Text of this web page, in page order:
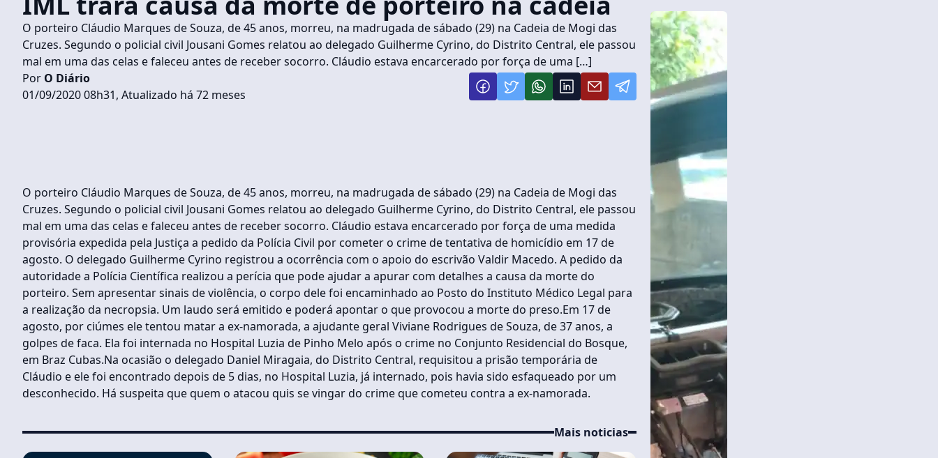
O porteiro Cláudio Marques de Souza, de 45 anos, morreu, na madrugada de sábado (29) na Cadeia de Mogi das
Cruzes. Segundo o policial civil Jousani Gomes relatou ao delegado Guilherme Cyrino, do Distrito Central, ele passou
mal em uma das celas e faleceu antes de receber socorro. Cláudio estava encarcerado por força de uma […]
Por O Diário
01/09/2020 08h31, Atualizado há 72 meses
O porteiro Cláudio Marques de Souza, de 45 anos, morreu, na madrugada de sábado (29) na Cadeia de Mogi das
Cruzes. Segundo o policial civil Jousani Gomes relatou ao delegado Guilherme Cyrino, do Distrito Central, ele passou
mal em uma das celas e faleceu antes de receber socorro. Cláudio estava encarcerado por força de uma medida
provisória expedida pela Justiça a pedido da Polícia Civil por cometer o crime de tentativa de homicídio em 17 de
agosto. O delegado Guilherme Cyrino registrou a ocorrência com o apoio do escrivão Valdir Macedo. A pedido da
autoridade a Polícia Científica realizou a perícia que pode ajudar a apurar com detalhes a causa da morte do
porteiro. Sem apresentar sinais de violência, o corpo dele foi encaminhado ao Posto do Instituto Médico Legal para
a realização da necropsia. Um laudo será emitido e poderá apontar o que provocou a morte do preso.Em 17 de
agosto, por ciúmes ele tentou matar a ex-namorada, a ajudante geral Viviane Rodrigues de Souza, de 37 anos, a
golpes de faca. Ela foi internada no Hospital Luzia de Pinho Melo após o crime no Conjunto Residencial do Bosque,
em Braz Cubas.Na ocasião o delegado Daniel Miragaia, do Distrito Central, requisitou a prisão temporária de
Cláudio e ele foi encontrado depois de 5 dias, no Hospital Luzia, já internado, pois havia sido esfaqueado por um
desconhecido. Há suspeita que quem o atacou quis se vingar do crime que cometeu contra a ex-namorada.
Mais noticias